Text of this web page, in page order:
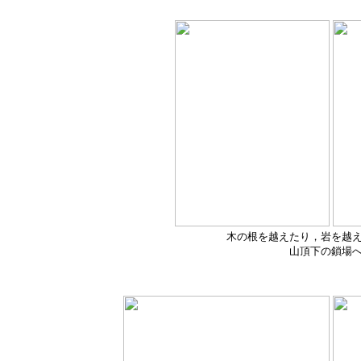
木の根を越えたり，岩を越
山頂下の鎖場へ